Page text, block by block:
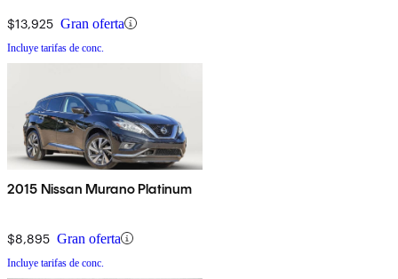
$13,925 Gran oferta
Incluye tarifas de conc.
2015 Nissan Murano Platinum
$8,895 Gran oferta
Incluye tarifas de conc.